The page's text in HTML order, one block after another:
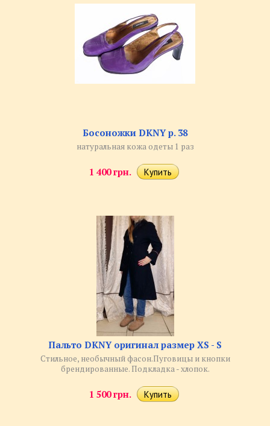
Босоножки DKNY р. 38
натуральная кожа одеты 1 раз
1 400 грн.
Пальто DKNY оригинал размер XS - S
Стильное, необычный фасон.Пуговицы и кнопки
брендированные. Подкладка - хлопок.
1 500 грн.